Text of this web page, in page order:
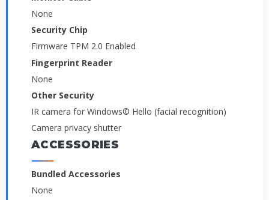
None
Security Chip
Firmware TPM 2.0 Enabled
Fingerprint Reader
None
Other Security
IR camera for Windows© Hello (facial recognition)
Camera privacy shutter
ACCESSORIES
Bundled Accessories
None